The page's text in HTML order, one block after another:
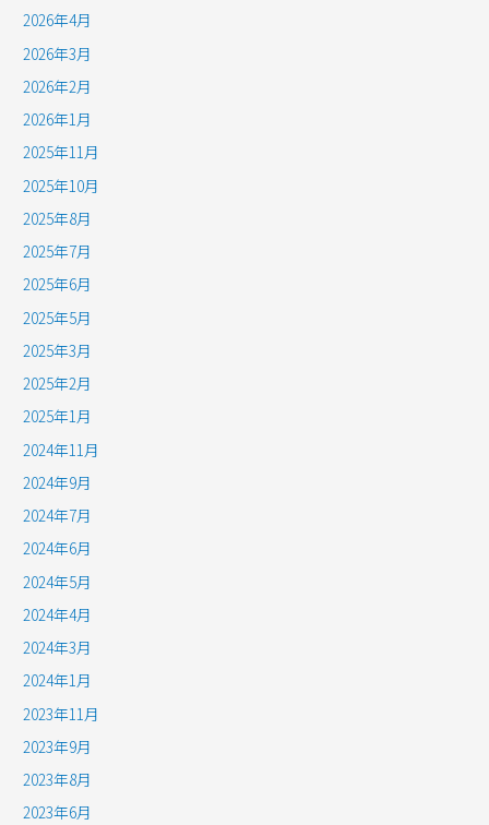
2026年4月
2026年3月
2026年2月
2026年1月
2025年11月
2025年10月
2025年8月
2025年7月
2025年6月
2025年5月
2025年3月
2025年2月
2025年1月
2024年11月
2024年9月
2024年7月
2024年6月
2024年5月
2024年4月
2024年3月
2024年1月
2023年11月
2023年9月
2023年8月
2023年6月